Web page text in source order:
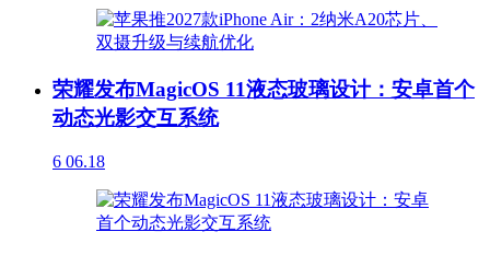
荣耀发布MagicOS 11液态玻璃设计：安卓首个
动态光影交互系统
6 06.18